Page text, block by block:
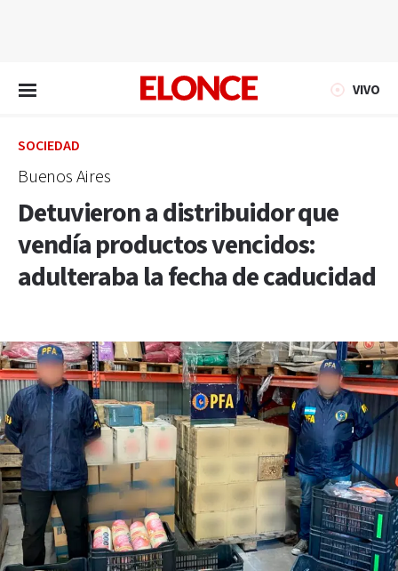
VIVO
SOCIEDAD
Buenos Aires
Detuvieron a distribuidor que
vendía productos vencidos:
adulteraba la fecha de caducidad